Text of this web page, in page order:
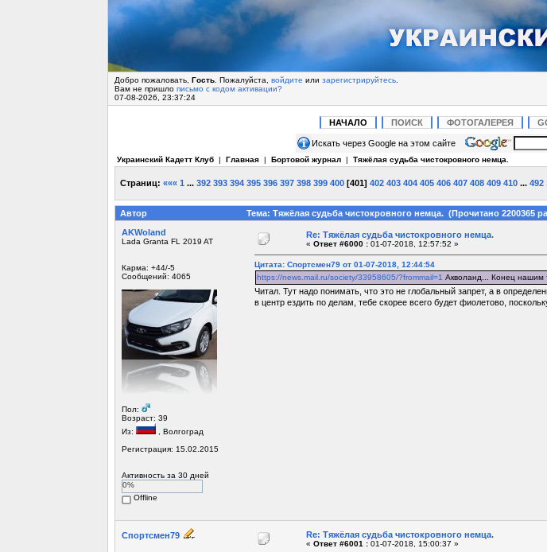
Добро пожаловать, Гость. Пожалуйста, войдите или зарегистрируйтесь.
Вам не пришло письмо с кодом активации?
07-08-2026, 23:37:24
НАЧАЛО ПОИСК ФОТОГАЛЕРЕЯ
Искать через Google на этом сайте
Украинский Кадетт Клуб| Главная| Бортовой журнал| Тяжёлая судьба чистокровного немца.
Страниц: ««« 1 ... 392 393 394 395 396 397 398 399 400[401] 402 403 404 405 406 407 408 409 410 ... 492
Автор
Тема: Тяжёлая судьба чистокровного немца. (Прочитано 2200365
AKWoland
Lada Granta FL 2019 AT
Карма: +44/-5
Сообщений: 4065
Пол:
Возраст: 39
Из:
, Волгоград
Регистрация: 15.02.2015
Активность за 30 дней
0%
Offline
Re: Тяжёлая судьба чистокровного немца.
« Ответ #6000 :01-07-2018, 12:57:52 »
Цитата: Спортсмен79 от 01-07-2018, 12:44:54
https://news.mail.ru/society/33958605/?frommail=1 Акволанд... Конец нашим
Читал. Тут надо понимать, что это не глобальный запрет, а в
в центр ездить по делам, тебе скорее всего будет фиолетово,
Спортсмен79 Re: Тяжёлая судьба чистокровного немца.
« Ответ #6001 :01-07-2018, 15:00:37 »